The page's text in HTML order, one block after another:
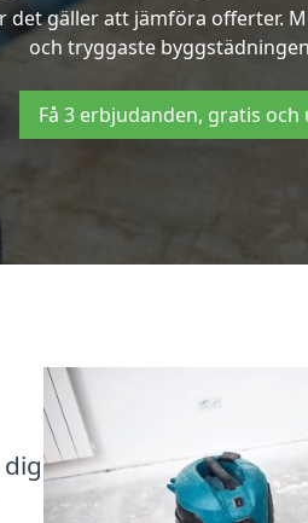
det gäller att jämföra
och tryggaste
Få 3 erbjudanden, gratis